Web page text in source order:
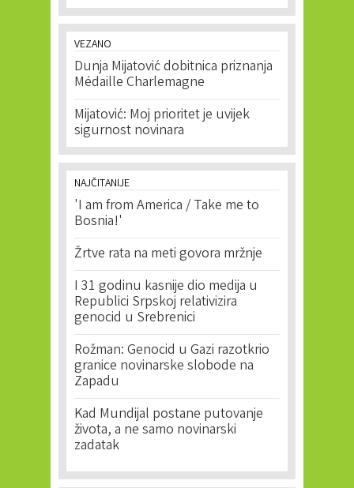
VEZANO
Dunja Mijatović dobitnica priznanja
Médaille Charlemagne
Mijatović: Moj prioritet je uvijek
sigurnost novinara
NAJČITANIJE
'I am from America / Take me to
Bosnia!'
Žrtve rata na meti govora mržnje
I 31 godinu kasnije dio medija u
Republici Srpskoj relativizira
genocid u Srebrenici
Rožman: Genocid u Gazi razotkrio
granice novinarske slobode na
Zapadu
Kad Mundijal postane putovanje
života, a ne samo novinarski
zadatak